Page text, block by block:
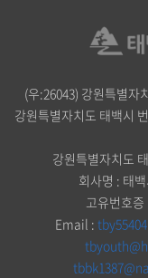
(우:26043) 강원특별자
강원특별자치도 태백시
강원특별자치도
회사명 : 태
고유번호
Email :